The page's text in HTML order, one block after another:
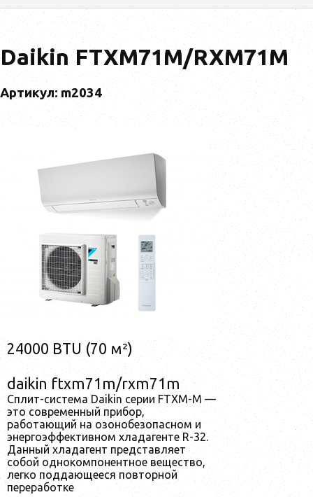
Daikin FTXM71M/RXM71M
Артикул: m2034
24000 BTU (70 м²)
daikin ftxm71m/rxm71m
Сплит-система Daikin серии FTXM-M —
это современный прибор,
работающий на озонобезопасном и
энергоэффективном хладагенте R-32.
Данный хладагент представляет
собой однокомпонентное вещество,
легко поддающееся повторной
переработке